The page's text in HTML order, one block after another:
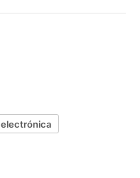
electrónica